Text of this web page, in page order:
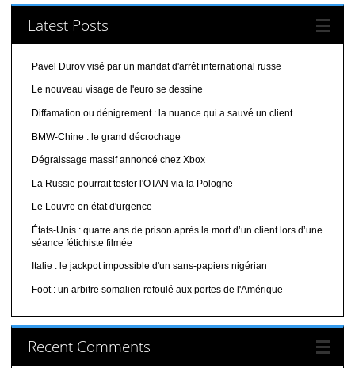
Latest Posts
Pavel Durov visé par un mandat d'arrêt international russe
Le nouveau visage de l'euro se dessine
Diffamation ou dénigrement : la nuance qui a sauvé un client
BMW-Chine : le grand décrochage
Dégraissage massif annoncé chez Xbox
La Russie pourrait tester l'OTAN via la Pologne
Le Louvre en état d'urgence
États-Unis : quatre ans de prison après la mort d’un client lors d’une
séance fétichiste filmée
Italie : le jackpot impossible d'un sans-papiers nigérian
Foot : un arbitre somalien refoulé aux portes de l'Amérique
Recent Comments